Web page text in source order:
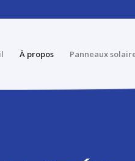
À propos Panneaux